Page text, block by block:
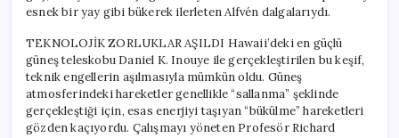
esnek bir yay gibi bükerek ilerleten Alfvén dalgalarıydı.
TEKNOLOJİK ZORLUKLAR AŞILDI Hawaii’deki en güçlü
güneş teleskobu Daniel K. Inouye ile gerçekleştirilen bu keşif,
teknik engellerin aşılmasıyla mümkün oldu. Güneş
atmosferindeki hareketler genellikle “sallanma” şeklinde
gerçekleştiği için, esas enerjiyi taşıyan “bükülme” hareketleri
gözden kaçıyordu. Çalışmayı yöneten Profesör Richard